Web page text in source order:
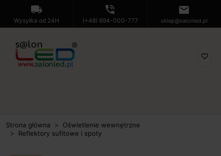
local_shipping
Wysyłka od 24H
phone_in_talk
(+48) 694-000-777
mail
sklep@salonled.pl
favorite_border
Strona główna
Oświetlenie wewnętrzne
Reflektory sufitowe i spoty